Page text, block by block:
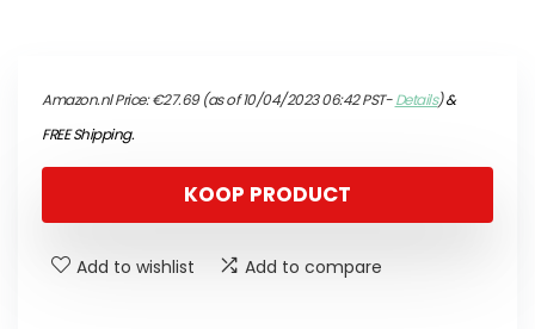
Amazon.nl Price:€27.69(as of 10/04/2023 06:42 PST-Details)&
FREE Shipping.
KOOP PRODUCT
Add to wishlist Add to compare